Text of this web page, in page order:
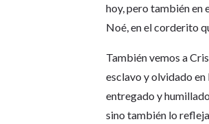
hoy, pero también en
Noé, en el corderito
También vemos a
esclavo y olvidado en
entregado y
sino también lo